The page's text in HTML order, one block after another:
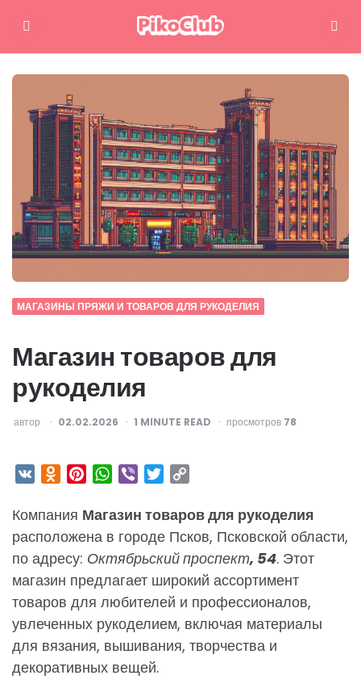
Меню Поиск
МАГАЗИНЫ ПРЯЖИ И ТОВАРОВ ДЛЯ РУКОДЕЛИЯ
Магазин товаров для
рукоделия
ОПУБЛИКОВАНО
автор 02.02.2026 1 MINUTE READ просмотров 78
VK Odnoklassniki
PinterestWhatsApp
Viber Twitter
Компания Магазин товаров для рукоделия
расположена в городе Псков, Псковской области,
по адресу: Октябрьский проспект, 54. Этот
магазин предлагает широкий ассортимент
товаров для любителей и профессионалов,
увлеченных рукоделием, включая материалы
для вязания, вышивания, творчества и
декоративных вещей.